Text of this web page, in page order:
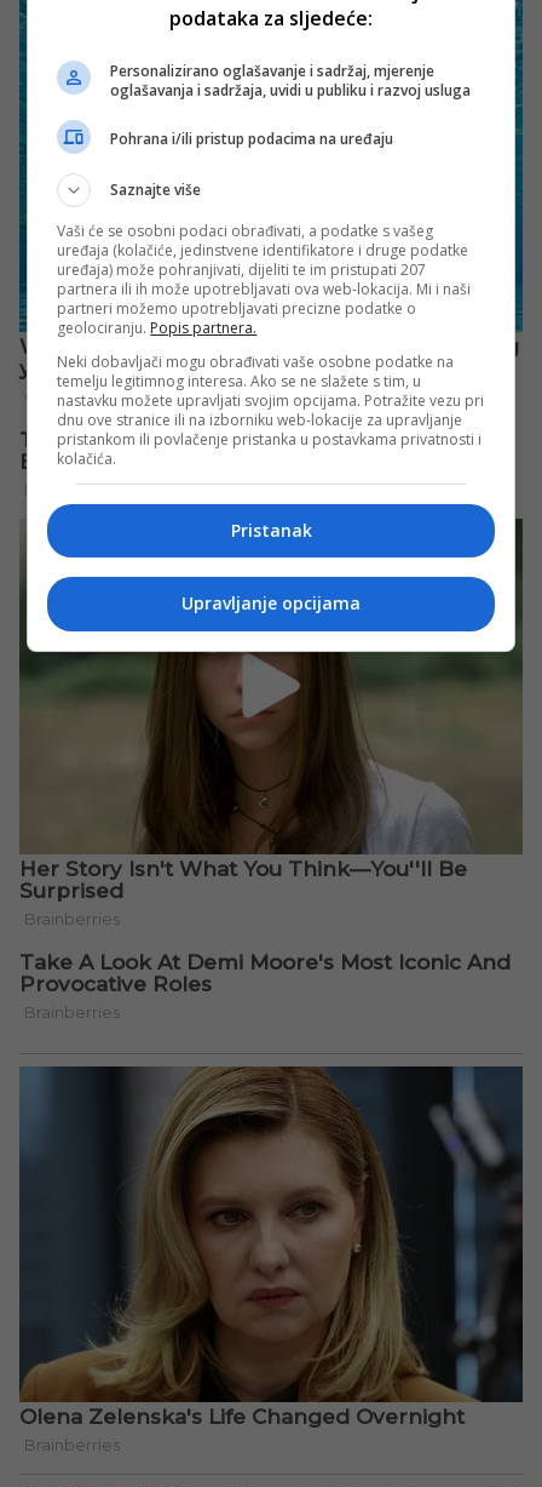
podataka za sljedeće:
Personalizirano oglašavanje i sadržaj, mjerenje
oglašavanja i sadržaja, uvidi u publiku i razvoj usluga
Pohrana i/ili pristup podacima na uređaju
Saznajte više
Vaši će se osobni podaci obrađivati, a podatke s vašeg
uređaja (kolačiće, jedinstvene identifikatore i druge podatke
uređaja) može pohranjivati, dijeliti te im pristupati 207
partnera ili ih može upotrebljavati ova web-lokacija. Mi i naši
partneri možemo upotrebljavati precizne podatke o
geolociranju. Popis partnera.
Neki dobavljači mogu obrađivati vaše osobne podatke na
temelju legitimnog interesa. Ako se ne slažete s tim, u
nastavku možete upravljati svojim opcijama. Potražite vezu pri
dnu ove stranice ili na izborniku web-lokacije za upravljanje
pristankom ili povlačenje pristanka u postavkama privatnosti i
kolačića.
Pristanak
Upravljanje opcijama